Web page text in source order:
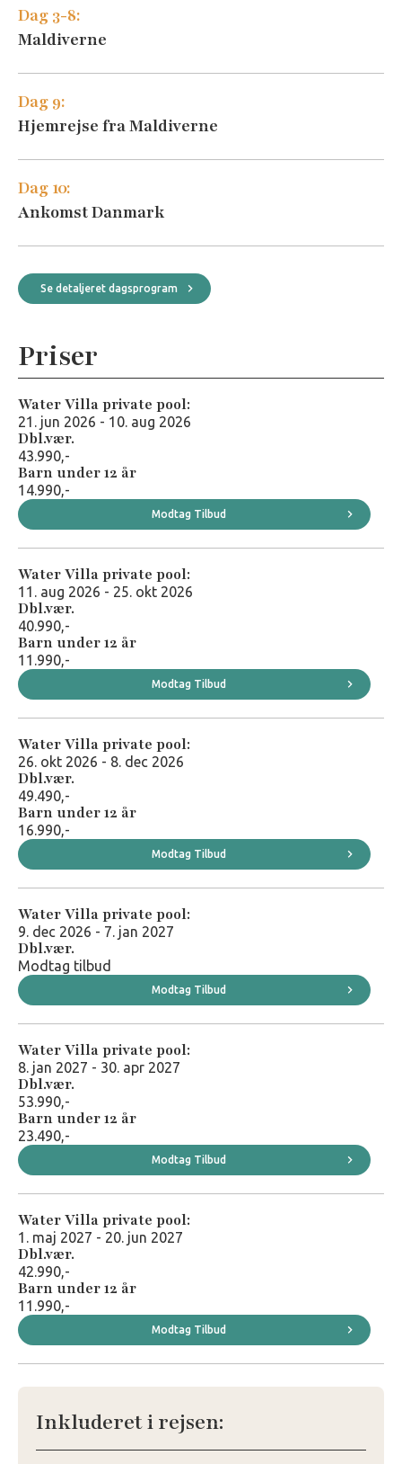
Besøg hotellets hjemmeside
Dag 3-8:
Maldiverne
Dag 9:
Hjemrejse fra Maldiverne
Dag 10:
Ankomst Danmark
Se detaljeret dagsprogram
Priser
Water Villa private pool:
21. jun 2026 - 10. aug 2026
Dbl.vær.
43.990,-
Barn under 12 år
14.990,-
Modtag Tilbud
Water Villa private pool:
11. aug 2026 - 25. okt 2026
Dbl.vær.
40.990,-
Barn under 12 år
11.990,-
Modtag Tilbud
Water Villa private pool:
26. okt 2026 - 8. dec 2026
Dbl.vær.
49.490,-
Barn under 12 år
16.990,-
Modtag Tilbud
Water Villa private pool:
9. dec 2026 - 7. jan 2027
Dbl.vær.
Modtag tilbud
Modtag Tilbud
Water Villa private pool:
8. jan 2027 - 30. apr 2027
Dbl.vær.
53.990,-
Barn under 12 år
23.490,-
Modtag Tilbud
Water Villa private pool:
1. maj 2027 - 20. jun 2027
Dbl.vær.
42.990,-
Barn under 12 år
11.990,-
Modtag Tilbud
Inkluderet i rejsen: